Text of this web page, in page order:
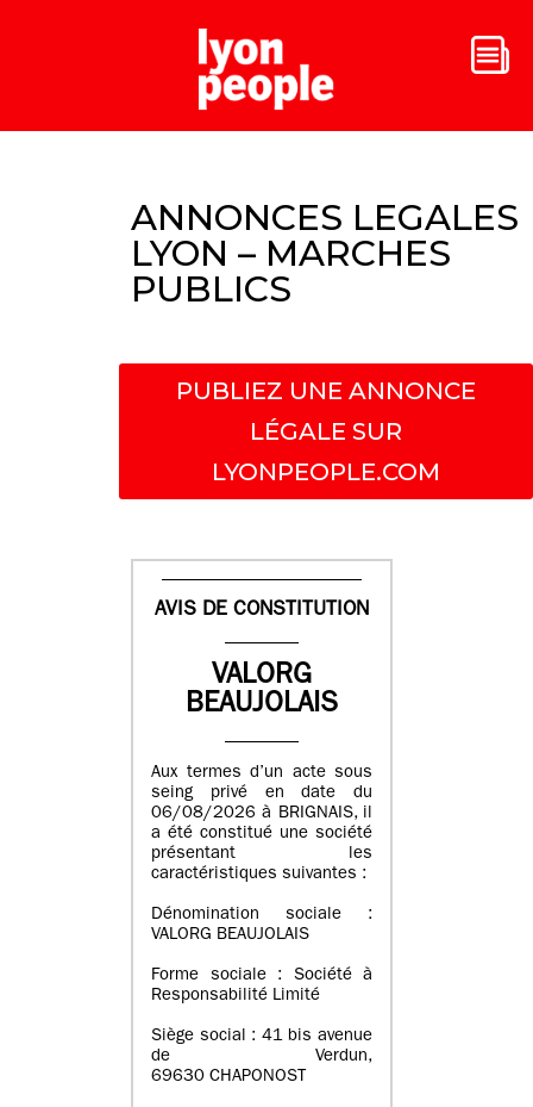
ANNONCES LEGALES
LYON – MARCHES
PUBLICS
PUBLIEZ UNE ANNONCE
LÉGALE SUR
LYONPEOPLE.COM
AVIS DE CONSTITUTION
VALORG
BEAUJOLAIS
Aux termes d’un acte sous
seing privé en date du
06/08/2026 à BRIGNAIS, il
a été constitué une société
présentant les
caractéristiques suivantes :
Dénomination sociale :
VALORG BEAUJOLAIS
Forme sociale : Société à
Responsabilité Limité
Siège social : 41 bis avenue
de Verdun,
69630 CHAPONOST